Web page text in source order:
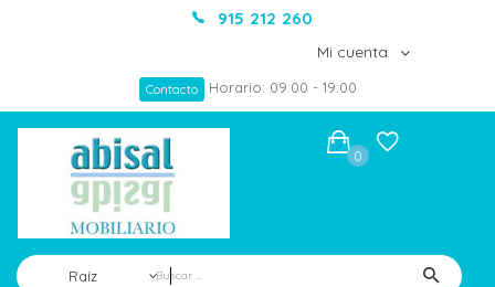
915 212 260
Mi cuenta
Contacto Horario: 09:00 - 19:00
Raíz
0